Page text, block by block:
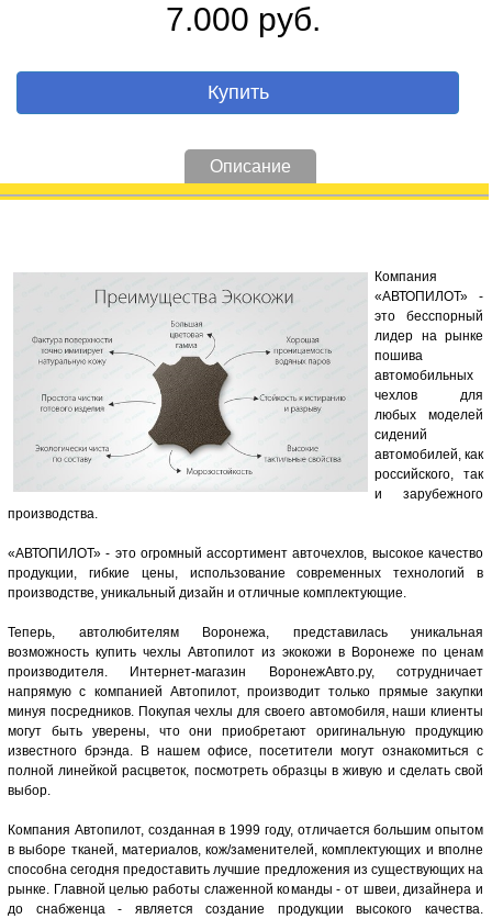
7.000 руб.
Купить
Описание
Компания
«АВТОПИЛОТ» -
это бесспорный
лидер на рынке
пошива
автомобильных
чехлов для
любых моделей
сидений
автомобилей, как
российского, так
и зарубежного
производства.
«АВТОПИЛОТ» - это огромный ассортимент авточехлов, высокое качество
продукции, гибкие цены, использование современных технологий в
производстве, уникальный дизайн и отличные комплектующие.
Теперь, автолюбителям Воронежа, представилась уникальная
возможность купить чехлы Автопилот из экокожи в Воронеже по ценам
производителя. Интернет-магазин ВоронежАвто.ру, сотрудничает
напрямую с компанией Автопилот, производит только прямые закупки
минуя посредников. Покупая чехлы для своего автомобиля, наши клиенты
могут быть уверены, что они приобретают оригинальную продукцию
известного брэнда. В нашем офисе, посетители могут ознакомиться с
полной линейкой расцветок, посмотреть образцы в живую и сделать свой
выбор.
Компания Автопилот, созданная в 1999 году, отличается большим опытом
в выборе тканей, материалов, кож/заменителей, комплектующих и вполне
способна сегодня предоставить лучшие предложения из существующих на
рынке. Главной целью работы слаженной команды - от швеи, дизайнера и
до снабженца - является создание продукции высокого качества.